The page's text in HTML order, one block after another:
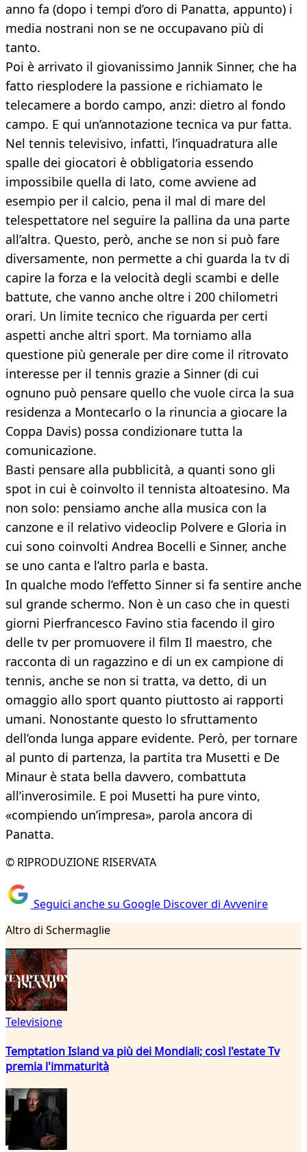
anno fa (dopo i tempi d’oro di Panatta, appunto) i
media nostrani non se ne occupavano più di
tanto.
Poi è arrivato il giovanissimo Jannik Sinner, che ha
fatto riesplodere la passione e richiamato le
telecamere a bordo campo, anzi: dietro al fondo
campo. E qui un’annotazione tecnica va pur fatta.
Nel tennis televisivo, infatti, l’inquadratura alle
spalle dei giocatori è obbligatoria essendo
impossibile quella di lato, come avviene ad
esempio per il calcio, pena il mal di mare del
telespettatore nel seguire la pallina da una parte
all’altra. Questo, però, anche se non si può fare
diversamente, non permette a chi guarda la tv di
capire la forza e la velocità degli scambi e delle
battute, che vanno anche oltre i 200 chilometri
orari. Un limite tecnico che riguarda per certi
aspetti anche altri sport. Ma torniamo alla
questione più generale per dire come il ritrovato
interesse per il tennis grazie a Sinner (di cui
ognuno può pensare quello che vuole circa la sua
residenza a Montecarlo o la rinuncia a giocare la
Coppa Davis) possa condizionare tutta la
comunicazione.
Basti pensare alla pubblicità, a quanti sono gli
spot in cui è coinvolto il tennista altoatesino. Ma
non solo: pensiamo anche alla musica con la
canzone e il relativo videoclip Polvere e Gloria in
cui sono coinvolti Andrea Bocelli e Sinner, anche
se uno canta e l’altro parla e basta.
In qualche modo l’effetto Sinner si fa sentire anche
sul grande schermo. Non è un caso che in questi
giorni Pierfrancesco Favino stia facendo il giro
delle tv per promuovere il film Il maestro, che
racconta di un ragazzino e di un ex campione di
tennis, anche se non si tratta, va detto, di un
omaggio allo sport quanto piuttosto ai rapporti
umani. Nonostante questo lo sfruttamento
dell’onda lunga appare evidente. Però, per tornare
al punto di partenza, la partita tra Musetti e De
Minaur è stata bella davvero, combattuta
all’inverosimile. E poi Musetti ha pure vinto,
«compiendo un’impresa», parola ancora di
Panatta.
© RIPRODUZIONE RISERVATA
Seguici anche su Google Discover di Avvenire
Altro di Schermaglie
Televisione
Temptation Island va più dei Mondiali; così l'estate Tv
premia l'immaturità